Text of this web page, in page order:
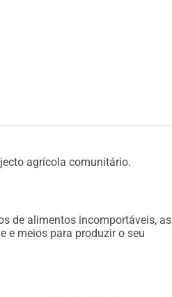
agrícola comunitário.
de alimentos incomportáveis, as
e meios para produzir o seu